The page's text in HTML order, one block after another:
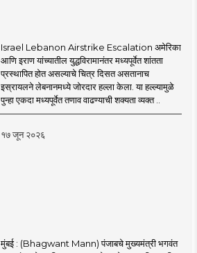
Israel Lebanon Airstrike Escalation अमेरिका
आणि इराण यांच्यातील युद्धविरामानंतर मध्यपूर्वेत शांतता
प्रस्थापित होत असल्याचे चित्र दिसत असतानाच
इस्रायलने लेबनानमध्ये जोरदार हल्ला केला. या हल्ल्यामुळे
पुन्हा एकदा मध्यपूर्वेत तणाव वाढण्याची शक्यता व्यक्त ..
१७ जून २०२६
मुंबई : (Bhagwant Mann) पंजाबचे मुख्यमंत्री भगवंत